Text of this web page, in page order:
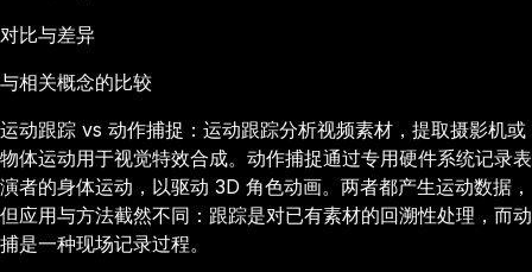
对比与差异
与相关概念的比较
运动跟踪 vs 动作捕捉：运动跟踪分析视频素材，提取摄影机或
物体运动用于视觉特效合成。动作捕捉通过专用硬件系统记录表
演者的身体运动，以驱动 3D 角色动画。两者都产生运动数据，
但应用与方法截然不同：跟踪是对已有素材的回溯性处理，而动
捕是一种现场记录过程。